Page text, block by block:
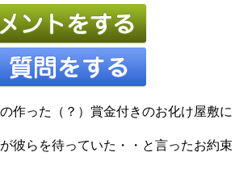
作った（？）賞金付きのお化け屋敷に
彼らを待っていた・・と言ったお約束